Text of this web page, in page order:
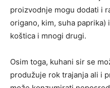
proizvodnje mogu dodati i
origano, kim, suha
koštica i mnogi drugi.
Osim toga, kuhani sir se
produžuje rok trajanja ali i